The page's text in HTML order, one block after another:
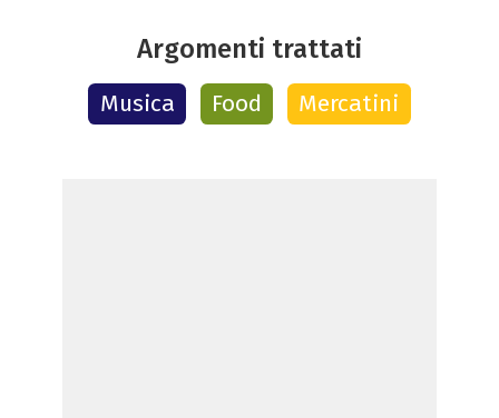
Argomenti trattati
Musica Food Mercatini